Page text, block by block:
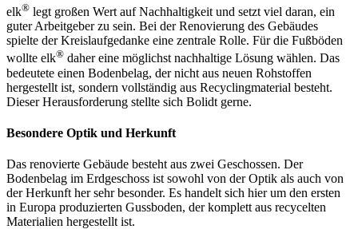
elk® legt großen Wert auf Nachhaltigkeit und setzt viel daran, ein
guter Arbeitgeber zu sein. Bei der Renovierung des Gebäudes
spielte der Kreislaufgedanke eine zentrale Rolle. Für die Fußböden
wollte elk® daher eine möglichst nachhaltige Lösung wählen. Das
bedeutete einen Bodenbelag, der nicht aus neuen Rohstoffen
hergestellt ist, sondern vollständig aus Recyclingmaterial besteht.
Dieser Herausforderung stellte sich Bolidt gerne.
Besondere Optik und Herkunft
Das renovierte Gebäude besteht aus zwei Geschossen. Der
Bodenbelag im Erdgeschoss ist sowohl von der Optik als auch von
der Herkunft her sehr besonder. Es handelt sich hier um den ersten
in Europa produzierten Gussboden, der komplett aus recycelten
Materialien hergestellt ist.